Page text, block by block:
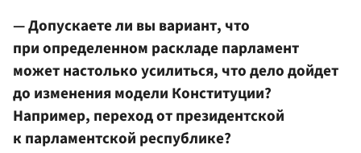
— Допускаете ли вы вариант, что
при определенном раскладе парламент
может настолько усилиться, что дело дойдет
до изменения модели Конституции?
Например, переход от президентской
к парламентской республике?